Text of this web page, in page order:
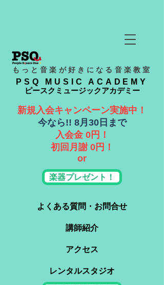
もっと音楽が好きになる音楽教室
PSQ MUSIC ACADEMY
ピースクミュージックアカデミー
よくある質問・お問合せ
アクセス
講師紹介
新規入会キャンペーン実施中！
​今なら!! 8月30日まで
入会金 0円！
​初回月謝 0円！
or
レンタルスタジオ
楽器プレゼント！